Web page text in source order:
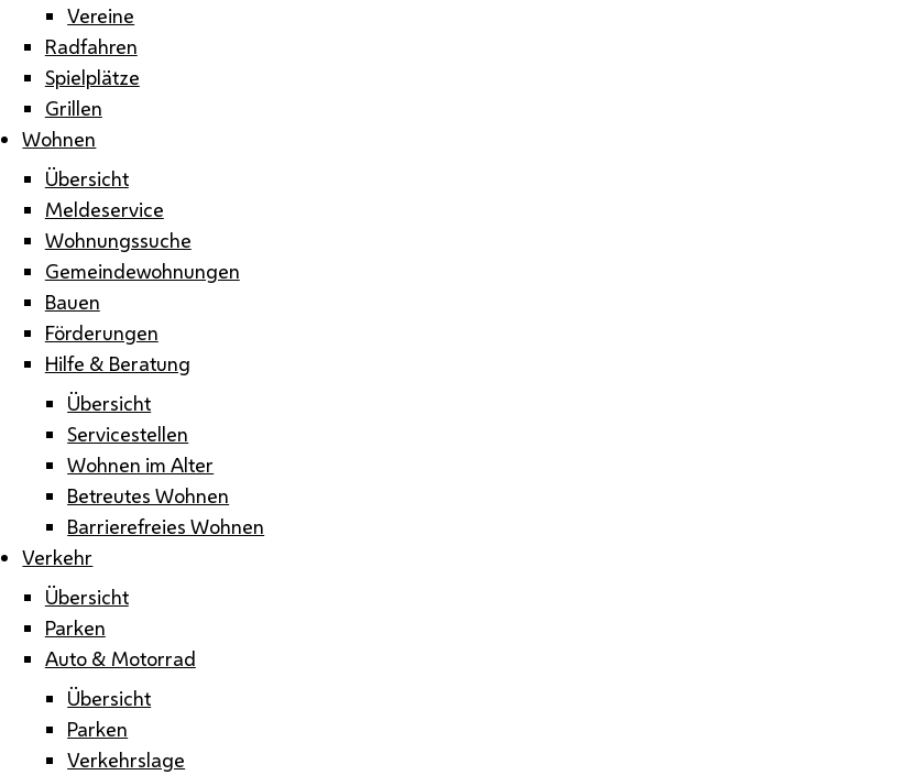
Vereine
Radfahren
Spielplätze
Grillen
Wohnen
Übersicht
Meldeservice
Wohnungssuche
Gemeindewohnungen
Bauen
Förderungen
Hilfe & Beratung
Übersicht
Servicestellen
Wohnen im Alter
Betreutes Wohnen
Barrierefreies Wohnen
Verkehr
Übersicht
Parken
Auto & Motorrad
Übersicht
Parken
Verkehrslage